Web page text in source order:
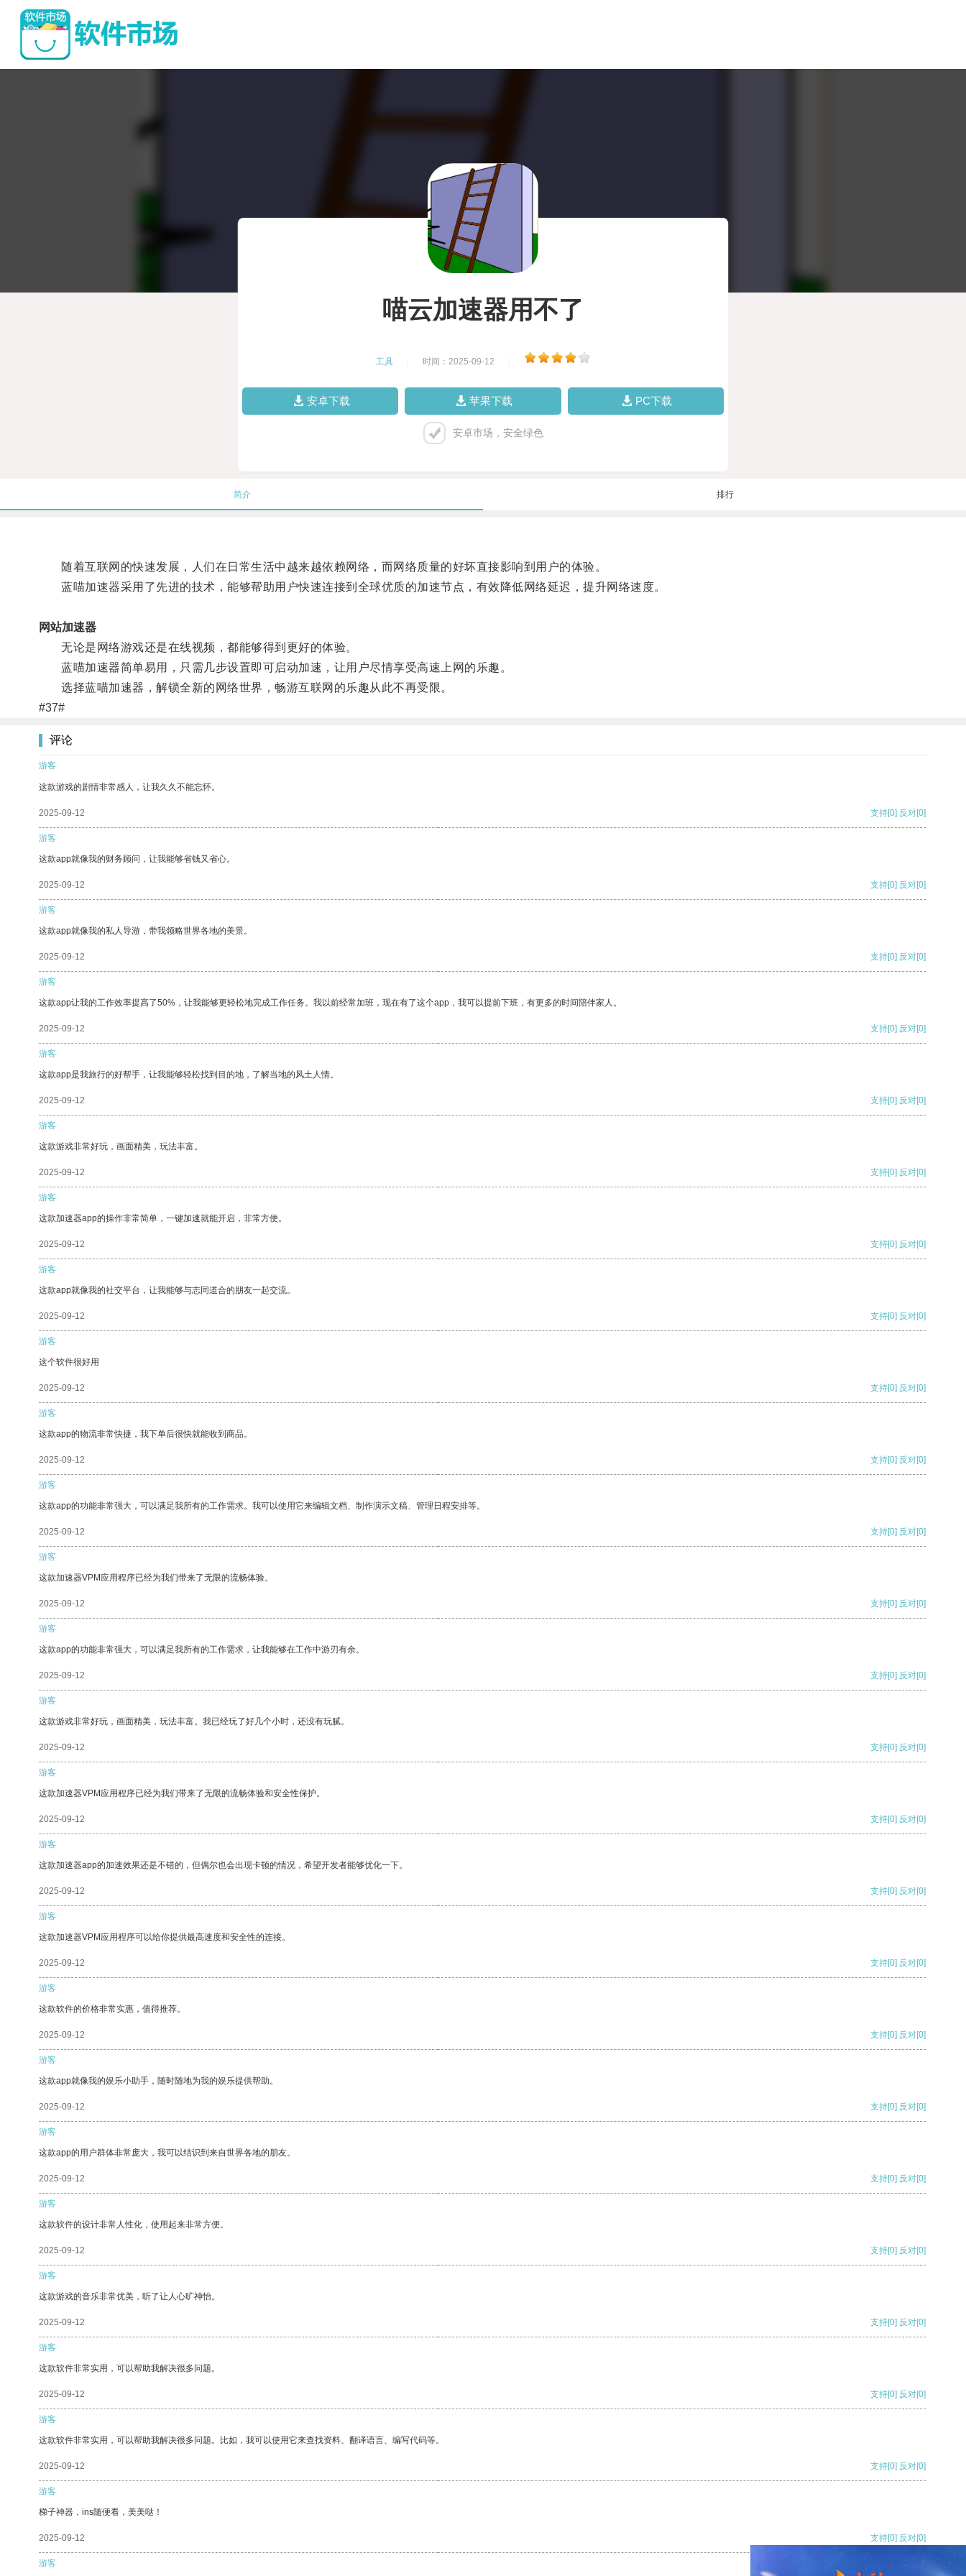
喵云加速器用不了
工具 时间：2025-09-12
安卓下载 苹果下载 PC下载
安卓市场，安全绿色
简介 排行
随着互联网的快速发展，人们在日常生活中越来越依赖网络，而网络质量的好坏直接影响到用户的体验。
蓝喵加速器采用了先进的技术，能够帮助用户快速连接到全球优质的加速节点，有效降低网络延迟，提升网络速度。
网站加速器
无论是网络游戏还是在线视频，都能够得到更好的体验。
蓝喵加速器简单易用，只需几步设置即可启动加速，让用户尽情享受高速上网的乐趣。
选择蓝喵加速器，解锁全新的网络世界，畅游互联网的乐趣从此不再受限。
#37#
评论
游客
这款游戏的剧情非常感人，让我久久不能忘怀。
2025-09-12 支持[0] 反对[0]
游客
这款app就像我的财务顾问，让我能够省钱又省心。
2025-09-12 支持[0] 反对[0]
游客
这款app就像我的私人导游，带我领略世界各地的美景。
2025-09-12 支持[0] 反对[0]
游客
这款app让我的工作效率提高了50%，让我能够更轻松地完成工作任务。我以前经常加班，现在有了这个app，我可以提前下班，有更多的时间陪伴家人。
2025-09-12 支持[0] 反对[0]
游客
这款app是我旅行的好帮手，让我能够轻松找到目的地，了解当地的风土人情。
2025-09-12 支持[0] 反对[0]
游客
这款游戏非常好玩，画面精美，玩法丰富。
2025-09-12 支持[0] 反对[0]
游客
这款加速器app的操作非常简单，一键加速就能开启，非常方便。
2025-09-12 支持[0] 反对[0]
游客
这款app就像我的社交平台，让我能够与志同道合的朋友一起交流。
2025-09-12 支持[0] 反对[0]
游客
这个软件很好用
2025-09-12 支持[0] 反对[0]
游客
这款app的物流非常快捷，我下单后很快就能收到商品。
2025-09-12 支持[0] 反对[0]
游客
这款app的功能非常强大，可以满足我所有的工作需求。我可以使用它来编辑文档、制作演示文稿、管理日程安排等。
2025-09-12 支持[0] 反对[0]
游客
这款加速器VPM应用程序已经为我们带来了无限的流畅体验。
2025-09-12 支持[0] 反对[0]
游客
这款app的功能非常强大，可以满足我所有的工作需求，让我能够在工作中游刃有余。
2025-09-12 支持[0] 反对[0]
游客
这款游戏非常好玩，画面精美，玩法丰富。我已经玩了好几个小时，还没有玩腻。
2025-09-12 支持[0] 反对[0]
游客
这款加速器VPM应用程序已经为我们带来了无限的流畅体验和安全性保护。
2025-09-12 支持[0] 反对[0]
游客
这款加速器app的加速效果还是不错的，但偶尔也会出现卡顿的情况，希望开发者能够优化一下。
2025-09-12 支持[0] 反对[0]
游客
这款加速器VPM应用程序可以给你提供最高速度和安全性的连接。
2025-09-12 支持[0] 反对[0]
游客
这款软件的价格非常实惠，值得推荐。
2025-09-12 支持[0] 反对[0]
游客
这款app就像我的娱乐小助手，随时随地为我的娱乐提供帮助。
2025-09-12 支持[0] 反对[0]
游客
这款app的用户群体非常庞大，我可以结识到来自世界各地的朋友。
2025-09-12 支持[0] 反对[0]
游客
这款软件的设计非常人性化，使用起来非常方便。
2025-09-12 支持[0] 反对[0]
游客
这款游戏的音乐非常优美，听了让人心旷神怡。
2025-09-12 支持[0] 反对[0]
游客
这款软件非常实用，可以帮助我解决很多问题。
2025-09-12 支持[0] 反对[0]
游客
这款软件非常实用，可以帮助我解决很多问题。比如，我可以使用它来查找资料、翻译语言、编写代码等。
2025-09-12 支持[0] 反对[0]
游客
梯子神器，ins随便看，美美哒！
2025-09-12 支持[0] 反对[0]
游客